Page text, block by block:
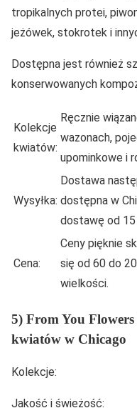
tropikalnych protei,
jeżówek, stokrotek i
Dostępna jest również
konserwowanych
Kolekcje
kwiatów:
Ręcznie
wazonach,
upominkowe i
Wysyłka:
Dostawa
dostępna w
dostawę od 15
Cena:
Ceny pięknie
się od 60 do
wielkości.
5) From You
kwiatów w Chicago
Kolekcje:
Jakość i świeżość: